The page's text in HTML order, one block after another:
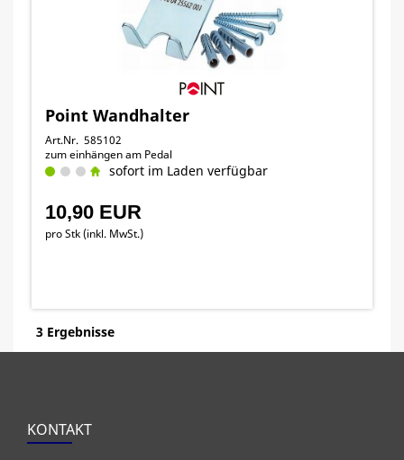
Point Wandhalter
Art.Nr. 585102
zum einhängen am Pedal
sofort im Laden verfügbar
10,90 EUR
pro Stk (inkl. MwSt.)
3 Ergebnisse
KONTAKT